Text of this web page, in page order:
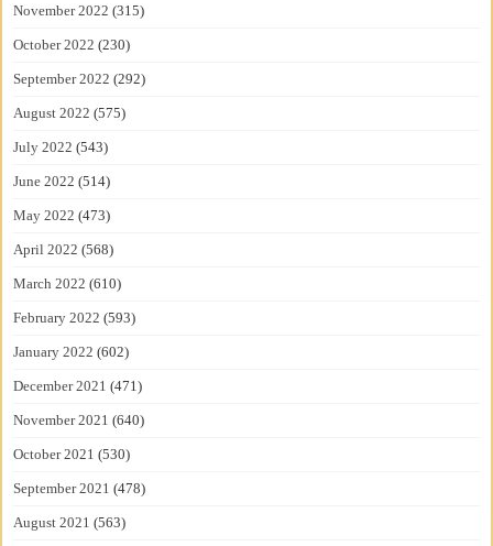
November 2022 (315)
October 2022 (230)
September 2022 (292)
August 2022 (575)
July 2022 (543)
June 2022 (514)
May 2022 (473)
April 2022 (568)
March 2022 (610)
February 2022 (593)
January 2022 (602)
December 2021 (471)
November 2021 (640)
October 2021 (530)
September 2021 (478)
August 2021 (563)